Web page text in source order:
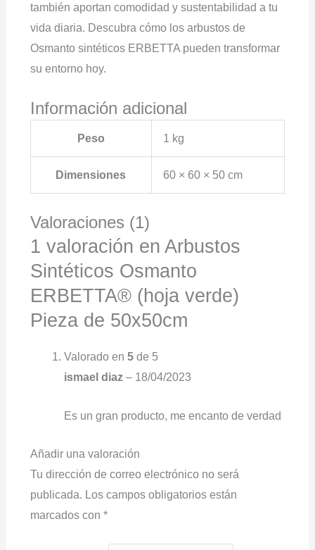
también aportan comodidad y sustentabilidad a tu
vida diaria. Descubra cómo los arbustos de
Osmanto sintéticos ERBETTA pueden transformar
su entorno hoy.
Información adicional
Peso 1 kg
Dimensiones 60 × 60 × 50 cm
Valoraciones (1)
1 valoración en Arbustos
Sintéticos Osmanto
ERBETTA® (hoja verde)
Pieza de 50x50cm
Valorado en 5de 5
ismael diaz – 18/04/2023
Es un gran producto, me encanto de verdad
Añadir una valoración
Tu dirección de correo electrónico no será
publicada. Los campos obligatorios están
marcados con *